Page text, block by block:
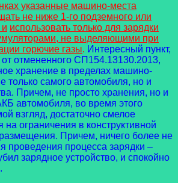
указанные машино-места
не ниже 1-го подземного или
использовать только для зарядки
не выделяющими при
горючие газы. Интересный пункт,
от отмененного СП154.13130.2013,
хранение в пределах машино-
только самого автомобиля, но и
Причем, не просто хранения, но и
автомобиля, во время этого
взгляд, достаточно смелое
ограничения в конструктивной
Причем, ничего более не
проведения процесса зарядки –
зарядное устройство, и спокойно